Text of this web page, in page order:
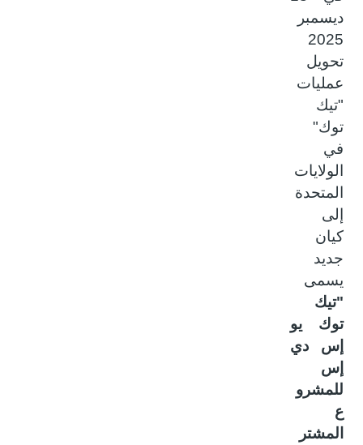
ديسمبر
2025
تحويل
عمليات
"تيك
توك"
في
الولايات
المتحدة
إلى
كيان
جديد
يسمى
"تيك
توك يو
إس دي
إس
للمشرو
المشتر